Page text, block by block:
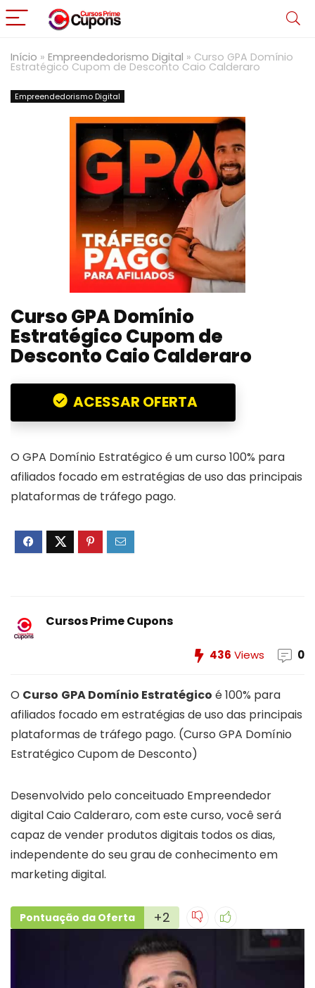
Início » Empreendedorismo Digital » Curso GPA Domínio
Estratégico Cupom de Desconto Caio Calderaro
Empreendedorismo Digital
Curso GPA Domínio
Estratégico Cupom de
Desconto Caio Calderaro
ACESSAR OFERTA
O GPA Domínio Estratégico é um curso 100% para
afiliados focado em estratégias de uso das principais
plataformas de tráfego pago.
Cursos Prime Cupons
436 Views 0
O Curso GPA Domínio Estratégico é 100% para
afiliados focado em estratégias de uso das principais
plataformas de tráfego pago. (Curso GPA Domínio
Estratégico Cupom de Desconto)
Desenvolvido pelo conceituado Empreendedor
digital Caio Calderaro, com este curso, você será
capaz de vender produtos digitais todos os dias,
independente do seu grau de conhecimento em
marketing digital.
Pontuação da Oferta +2